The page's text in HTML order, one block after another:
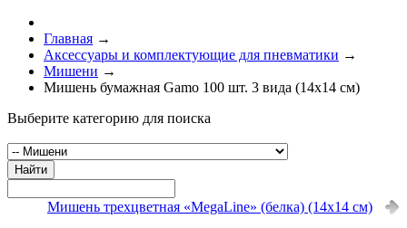
Главная →
Аксессуары и комплектующие для пневматики →
Мишени →
Мишень бумажная Gamo 100 шт. 3 вида (14х14 см)
Выберите категорию для поиска
Найти
Мишень трехцветная «MegaLine» (белка) (14х14 см)